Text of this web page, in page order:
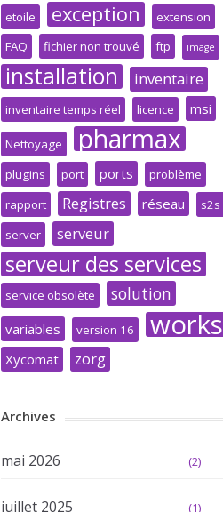
etoile exception
extension
FAQ
fichier non trouvé ftp image
installation inventaire
inventaire temps réel licence msi
Nettoyage pharmax
plugins port ports
problème
rapport
Registres réseau
s2s
server
serveur
serveur des services
service obsolète solution
variables version 16 works
Xycomat zorg
Archives
mai 2026 (2)
juillet 2025 (1)